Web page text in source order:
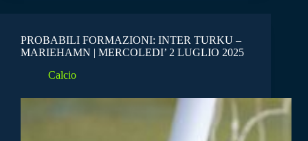
PROBABILI FORMAZIONI: INTER TURKU –
MARIEHAMN | MERCOLEDI’ 2 LUGLIO 2025
Calcio